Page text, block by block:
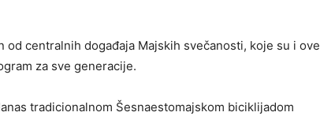
od centralnih događaja Majskih svečanosti, koje su i ove
za sve generacije.
tradicionalnom Šesnaestomajskom biciklijadom